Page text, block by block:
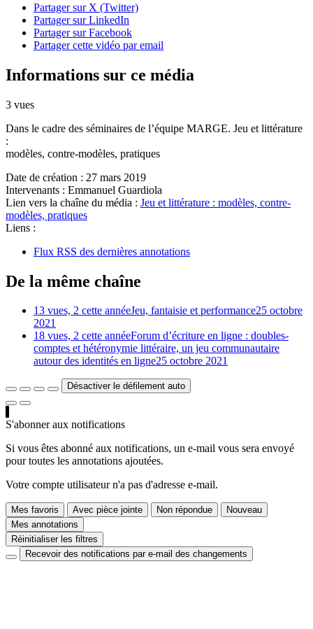
Partager sur X (Twitter)
Partager sur LinkedIn
Partager sur Facebook
Partager cette vidéo par email
Informations sur ce média
3 vues
Dans le cadre des séminaires de l’équipe MARGE. Jeu et littérature
:
modèles, contre-modèles, pratiques
Date de création : 27 mars 2019
Intervenants : Emmanuel Guardiola
Lien vers la chaîne du média : Jeu et littérature : modèles, contre-
modèles, pratiques
Liens :
Flux RSS des dernières annotations
De la même chaîne
13 vues, 2 cette annéeJeu, fantaisie et performance25 octobre
2021
18 vues, 2 cette annéeForum d’écriture en ligne : doubles-
comptes et hétéronymie littéraire, un jeu communautaire
autour des identités en ligne25 octobre 2021
Désactiver le défilement auto
S'abonner aux notifications
Si vous êtes abonné aux notifications, un e-mail vous sera envoyé
pour toutes les annotations ajoutées.
Votre compte utilisateur n'a pas d'adresse e-mail.
Mes favoris Avec pièce jointe Non répondue
Nouveau
Mes annotations
Réinitialiser les filtres
Recevoir des notifications par e-mail des changements